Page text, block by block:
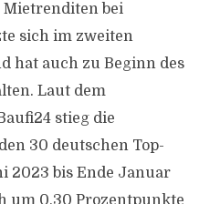
bei
sich im zweiten
hat auch zu Beginn des
Laut dem
stieg die
30 deutschen Top-
2023 bis Ende Januar
um 0,30 Prozentpunkte